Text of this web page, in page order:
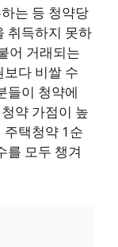
는 등 청약당
취득하지 못하
어 거래되는
다 비쌀 수
들이 청약에
약 가점이 높
주택청약 1순
를 모두 챙겨